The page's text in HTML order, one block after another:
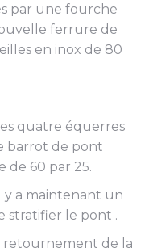
par une fourche
ferrure de
en inox de 80
quatre équerres
barrot de pont
de 60 par 25.
y a maintenant un
stratifier le pont .
retournement de la